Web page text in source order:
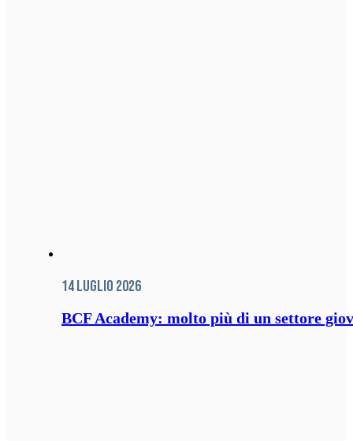
14 Luglio 2026
BCF Academy: molto più di un settore